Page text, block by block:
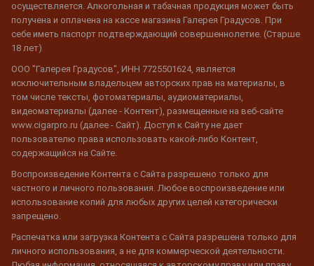
осуществляется. Алкогольная и табачная продукция может быть
получена и оплачена на кассе магазина Галерея Градусов. При
себе иметь паспорт подтверждающий совершеннолетие. (Старше
18 лет)
ООО "Галерея Градусов", ИНН 7725501624, является
исключительным владельцем авторских прав на материалы, в
том числе тексты, фотоматериалы, аудиоматериалы,
видеоматериалы (далее - Контент), размещенные на веб-сайте
www.cigarpro.ru (далее - Сайт). Доступ к Сайту не дает
пользователю права использовать какой-либо Контент,
содержащийся на Сайте.
Воспроизведение Контента с Сайта разрешено только для
частного и личного пользования. Любое воспроизведение или
использование копий для любых других целей категорически
запрещено.
Распечатка или загрузка Контента с Сайта разрешена только для
личного использования, а не для коммерческой деятельности.